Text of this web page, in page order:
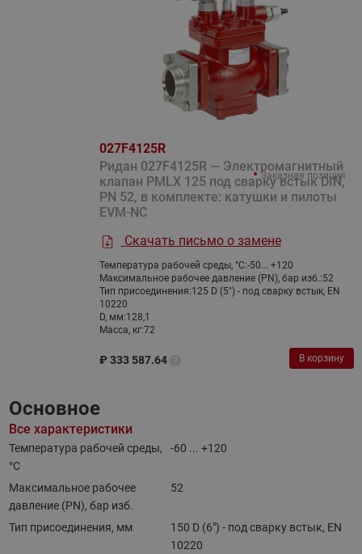
027F4125R
Ридан 027F4125R — Электромагнитный
клапан PMLX 125 под сварку встык DIN,
PN 52, в комплекте: катушки и пилоты
EVM-NC
Скачать письмо о замене
Температура рабочей среды, °С:-50... +120
Максимальное рабочее давление (PN), бар изб.:52
Тип присоединения:125 D (5") - под сварку встык, EN
10220
D, мм:128,1
Масса, кг:72
₽ 333 587.64
Заказная позиция
В корзину
Основное
Все характеристики
Температура рабочей среды,
°С
-60 ... +120
Максимальное рабочее
давление (PN), бар изб.
52
Тип присоединения, мм
150 D (6") - под сварку встык, EN
10220